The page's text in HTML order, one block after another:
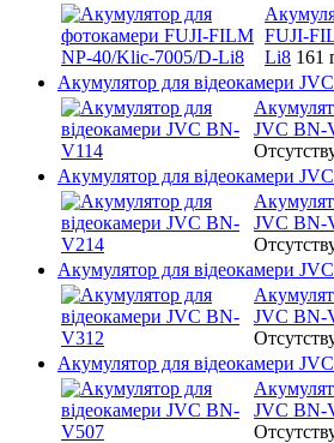
FUJI-
Li8 161
Акумулятор для відеокамери
JVC BN-
Акумулятор для відеокамери
JVC BN-
Акумулятор для відеокамери
JVC BN-
Акумулятор для відеокамери
JVC BN-